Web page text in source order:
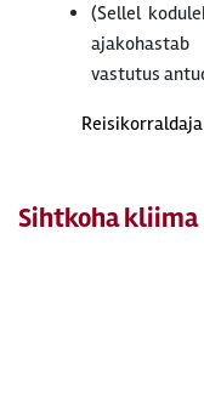
(Sellel
vastutus
Reisikorraldaja
Sihtkoha kliima